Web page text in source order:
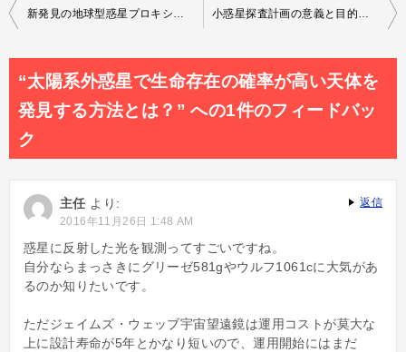
投
ビ
ゲ
ー
ョ
ン
新発見の地球型惑星プロキシマbが水の星でも生命の可能性皆無？ 小惑星探査計画の意義と目的は太陽系起源と宇宙開発の資源調査
“太陽系外惑星で生命存在の確率が高い天体を
発見する方法とは？” への1件のフィードバッ
ク
主任 より:
2016年11月26日 1:48 AM
惑星に反射した光を観測ってすごいですね。
自分ならまっさきにグリーゼ581gやウルフ1061cに大気があ
るのか知りたいです。
ただジェイムズ・ウェッブ宇宙望遠鏡は運用コストが莫大な
上に設計寿命が5年とかなり短いので、運用開始にはまだ
返信